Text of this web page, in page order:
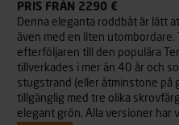
PRIS FRÅN 2290 €
Denna eleganta roddbåt är lätt
även med en liten
efterföljaren till den populära
tillverkades i mer än 40 år och
stugstrand (eller åtminstone på
tillgänglig med tre olika
elegant grön. Alla versioner har